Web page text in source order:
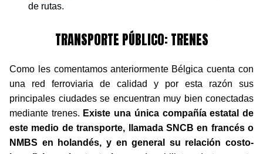
de rutas.
TRANSPORTE PÚBLICO: TRENES
Como les comentamos anteriormente Bélgica cuenta con
una red ferroviaria de calidad y por esta razón sus
principales ciudades se encuentran muy bien conectadas
mediante trenes. Existe una única compañía estatal de
este medio de transporte, llamada SNCB en francés o
NMBS en holandés, y en general su relación costo-